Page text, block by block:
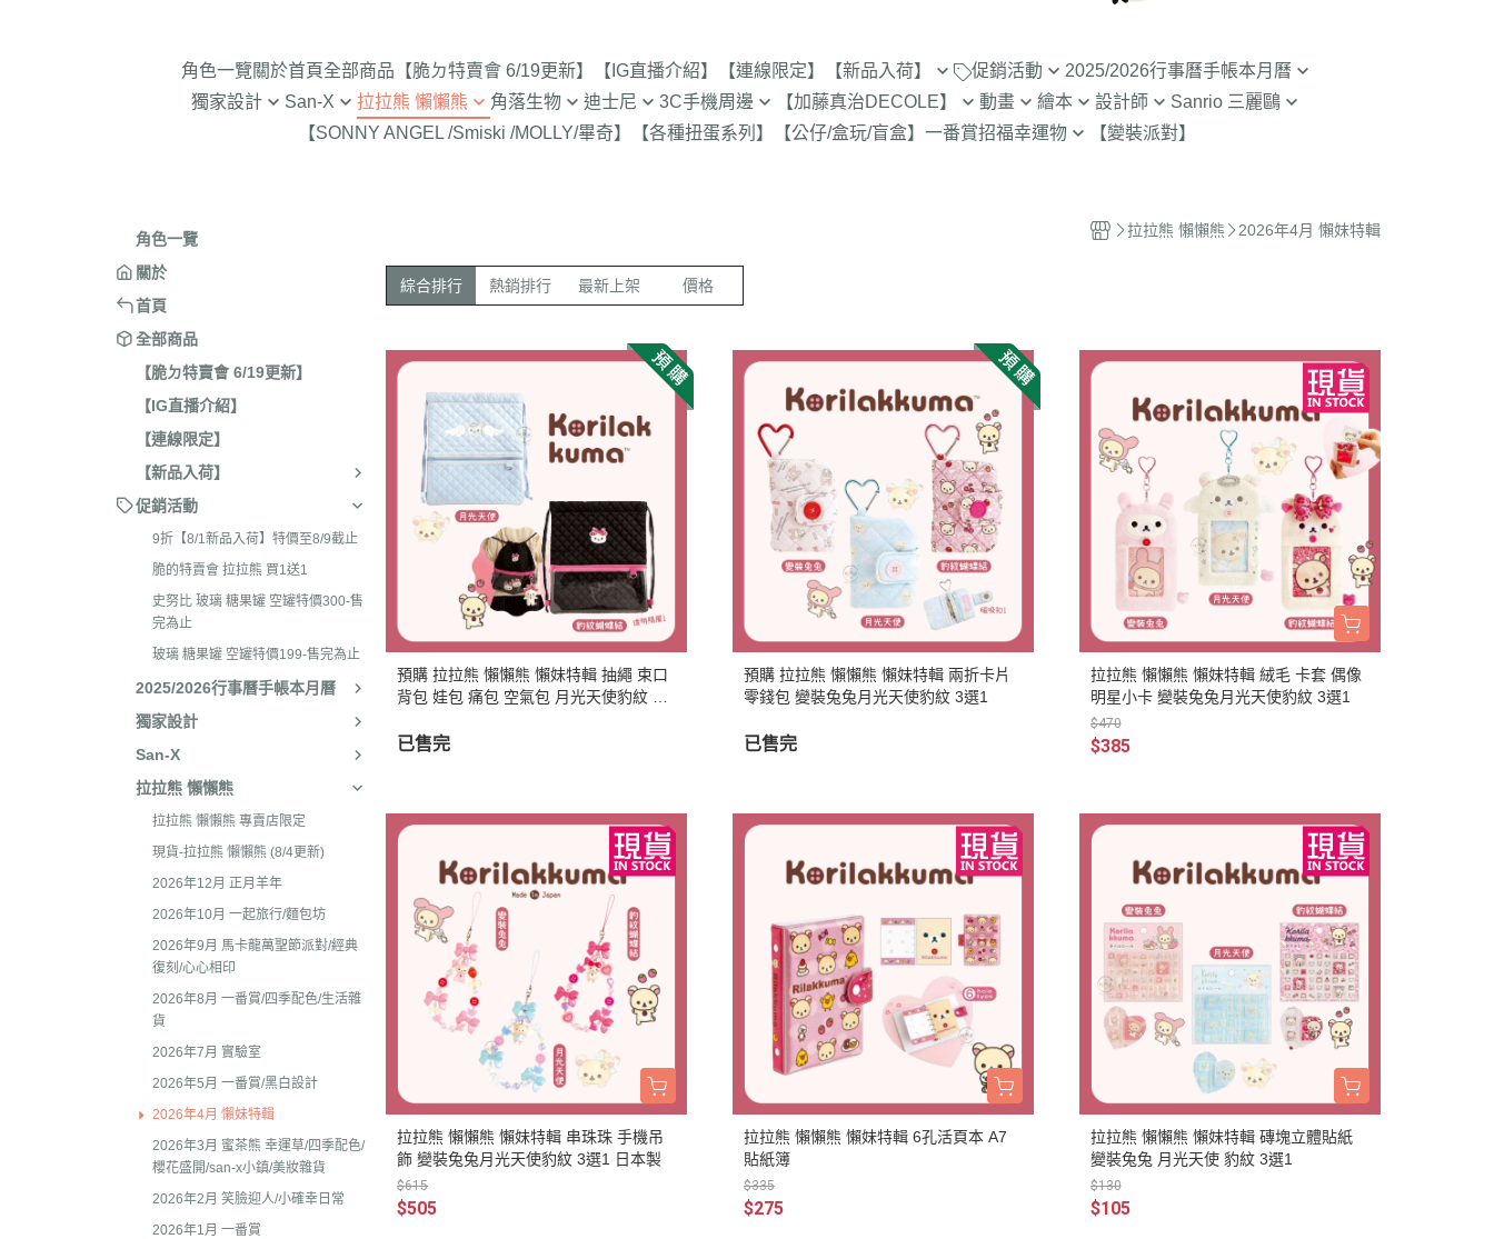
角色一覽關於首頁全部商品 【脆ㄉ特賣會 6/19更新】 【IG直播介紹】 【連線限定】 【新品入荷】
6/6新品入荷
5/30新品入荷
5/23新品入荷
5/16新品入荷
5/9新品入荷
5/2新品入荷
促銷活動
止
史努比 玻璃 糖果罐 空罐特價
2025/2026行事曆手帳本月曆
月曆
獨家設計 San-X 拉拉熊 懶懶熊
2026年9月 馬卡龍萬聖節派對/經
2026年8月 一番賞/四季配色/生
2026年7月 實驗室
2026年5月 一番賞/黑白設計
2026年4月 懶妹特輯
2026年3月 蜜茶熊 幸運草/四季
配色/櫻花盛開/san-x小鎮/美妝雜
貨
2026年2月 笑臉迎人/小確幸日常
2026年1月 一番賞
2025年12月 變裝馬年/變裝招財
貓/愛漂亮/燙布貼風格
2025年10月 等你回家/san-x宇
宙/壽司職人/禮盒組/寫真照
2025年9月 Mister Donut甜甜圈/
基礎款/開學雜貨/萬聖節變
2025年8月 一番賞/廚房雜貨/聯
2025年5月 一番賞/花花世界
2025年3月 雨過天晴/辦公室雜
貨/復刻
2025年2月 懶妹小惡魔/小清新咖
角落生物
2025年8月 企鵝湖
2024年12月 變裝蛇年
2024年10月 日常隨筆畫/表情符
號/拉麵職人
2024年8月 天使偶像
2024年7月 生鮮超市
2024年5月
2024年3月 Mister Donut 甜甜圈
聯名
2023年12月 變裝龍年
2023年11月 寶寶幼兒園
理小天才/肥嘟嘟麻糬
2023年9月 扮鬼萬聖節
2023年8月 外星人來襲
2023年7月 祭典
2023年4月 花仙子
2023年3月 31冰淇淋聯名
2023年2月 療癒表情
2023年2月 豬排美食公園
2022年12月 居家辦公小物
2022年12月 熊熊咖啡館
2022年12月 奢華下午茶
迪士尼
【怪獸大學 怪獸電力公司】
【小熊維尼】
【小飛象】
【米奇米妮】
【奇奇蒂蒂 唐老鴨黛西】
【史迪奇 瑪麗貓 獅子王 101忠
狗 小姐與流氓 小飛俠】
3C手機周邊
【iPhone 16Pro Max/Plus專用
保護殼周邊】
【iPhone 16Pro/16專用保護殼
【iPhone 15Pro Max/Plus專用
保護殼周邊】
【iPhone 15Pro/15專用保護殼
周邊】
【iPhone 14Pro Max/Plus專用
保護殼周邊】
【iPhone 14Pro/14專用保護殼
周邊】
【iPhone 13專用保護殼周邊】
【iPhone 12/12pro專用保護殼周
【iPhone 11/11pro/XR專用保護
殼周邊】
【iPhone X專用保護殼周邊】
【iPhone SE/8/7專用保護殼周
邊】
【iPhone 6/6s專用保護殼周邊】
【APPLE WATCH/AirTag保護套
周邊】
【夾式手機指環扣.附手機背帶】
【行動電源】
【加藤真治DECOLE】
DECOLE 女兒節
DECOLE 巧克力萬歲
DECOLE 招福兔年
DECOLE 大野狼與小紅帽
DECOLE 檸檬季
DECOLE 賞月派對
DECOLE 豐收秋季
DECOLE 貓咪寫真
DECOLE 小春茶屋
DECOLE 雨天漫步
DECOLE 端午節
DECOLE 夏季庭院
DECOLE 松足神社
DECOLE 大吉大利
DECOLE 大眾浴場
DECOLE 柚子湯屋
DECOLE 柚子日和
DECOLE 房間裝飾
DECOLE 滿月團圓
DECOLE 午後貓咪
DECOLE 賞櫻之旅
DECOLE 月見旅店
動畫
宮崎駿 龍貓 魔女宅急便 神隱少
女
美少女戰士
小小兵
芝麻街
精靈寶可夢皮卡丘/動物森友會/
瑪莉歐
鬼滅之刃
PUI PUI 天竺鼠車車
哥吉拉
繪本
Miffy 米菲 米飛兔
泡泡先生.Brabapapa
野貓軍團
植物小精靈 屁桃 醜比頭
嚕嚕米 慕敏家族 Moomin
mofusand 貓福珊迪
兔丸 USAMARU
設計師
杯緣子 杯緣子女孩OL小姐
Sanrio 三麗鷗
【Sanrio-庫洛米 美樂蒂
狗】
【Sanrio-人魚漢頓 酷企鵝 大眼
蛙】
【SONNY ANGEL /Smiski /MOLLY/畢奇】 【各種扭蛋系列】 【公仔/盒玩/盲盒】 一番賞招福幸運物 【變裝派對】
角色一覽
關於
首頁
全部商品
【脆ㄉ特賣會 6/19更新】
【IG直播介紹】
【連線限定】
【新品入荷】
促銷活動
9折【8/1新品入荷】特價至8/9截止
脆的特賣會 拉拉熊 買1送1
史努比 玻璃 糖果罐 空罐特價300-售
完為止
玻璃 糖果罐 空罐特價199-售完為止
2025/2026行事曆手帳本月曆
獨家設計
San-X
拉拉熊 懶懶熊
拉拉熊 懶懶熊 專賣店限定
現貨-拉拉熊 懶懶熊 (8/4更新)
2026年12月 正月羊年
2026年10月 一起旅行/麵包坊
2026年9月 馬卡龍萬聖節派對/經典
復刻/心心相印
2026年8月 一番賞/四季配色/生活雜
貨
2026年7月 實驗室
2026年5月 一番賞/黑白設計
2026年4月 懶妹特輯
2026年3月 蜜茶熊 幸運草/四季配色/
櫻花盛開/san-x小鎮/美妝雜貨
2026年2月 笑臉迎人/小確幸日常
2026年1月 一番賞
拉拉熊 懶懶熊 2026年4月 懶妹特輯
綜合排行 熱銷排行 最新上架 價格
預購 拉拉熊 懶懶熊 懶妹特輯 抽繩 束口
背包 娃包 痛包 空氣包 月光天使豹紋 2
已售完
預購 拉拉熊 懶懶熊 懶妹特輯 兩折卡片
零錢包 變裝兔兔月光天使豹紋 3選1
已售完
拉拉熊 懶懶熊 懶妹特輯 絨毛 卡套 偶像
明星小卡 變裝兔兔月光天使豹紋 3選1
$470
$385
拉拉熊 懶懶熊 懶妹特輯 串珠珠 手機吊
飾 變裝兔兔月光天使豹紋 3選1 日本製
$615
$505
拉拉熊 懶懶熊 懶妹特輯 6孔活頁本 A7
貼紙簿
$335
$275
拉拉熊 懶懶熊 懶妹特輯 磚塊立體貼紙
變裝兔兔 月光天使 豹紋 3選1
$130
$105